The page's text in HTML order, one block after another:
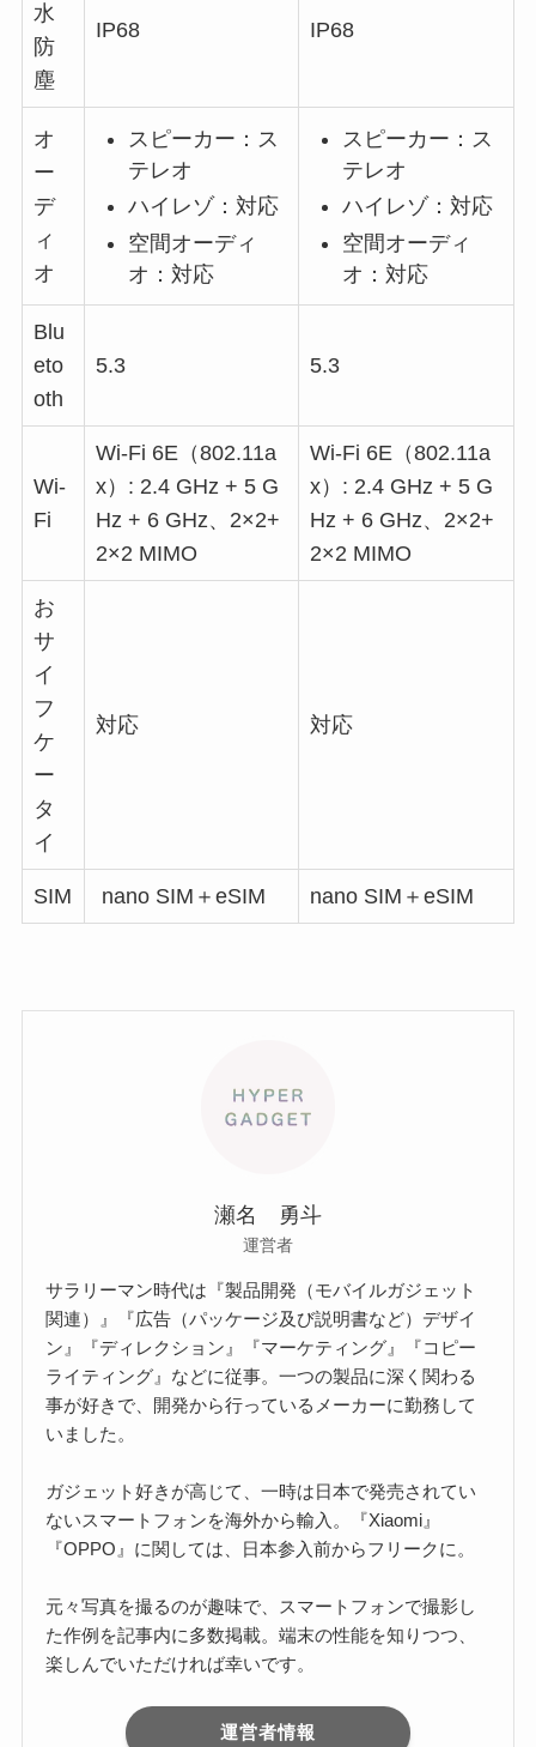
水
防
塵
IP68 IP68
オ
ー
デ
ィ
オ
スピーカー：ス
テレオ
ハイレゾ：対応
空間オーディ
オ：対応
スピーカー：ス
テレオ
ハイレゾ：対応
空間オーディ
オ：対応
Blu
eto
oth
5.3 5.3
Wi-
Fi
Wi-Fi 6E（802.11a
x）: 2.4 GHz + 5 G
Hz + 6 GHz、2×2+
2×2 MIMO
Wi-Fi 6E（802.11a
x）: 2.4 GHz + 5 G
Hz + 6 GHz、2×2+
2×2 MIMO
お
サ
イ
フ
ケ
ー
タ
イ
対応 対応
SIM nano SIM＋eSIM nano SIM＋eSIM
瀬名 勇斗
運営者
サラリーマン時代は『製品開発（モバイルガジェット
関連）』『広告（パッケージ及び説明書など）デザイ
ン』『ディレクション』『マーケティング』『コピー
ライティング』などに従事。一つの製品に深く関わる
事が好きで、開発から行っているメーカーに勤務して
いました。
ガジェット好きが高じて、一時は日本で発売されてい
ないスマートフォンを海外から輸入。『Xiaomi』
『OPPO』に関しては、日本参入前からフリークに。
元々写真を撮るのが趣味で、スマートフォンで撮影し
た作例を記事内に多数掲載。端末の性能を知りつつ、
楽しんでいただければ幸いです。
運営者情報